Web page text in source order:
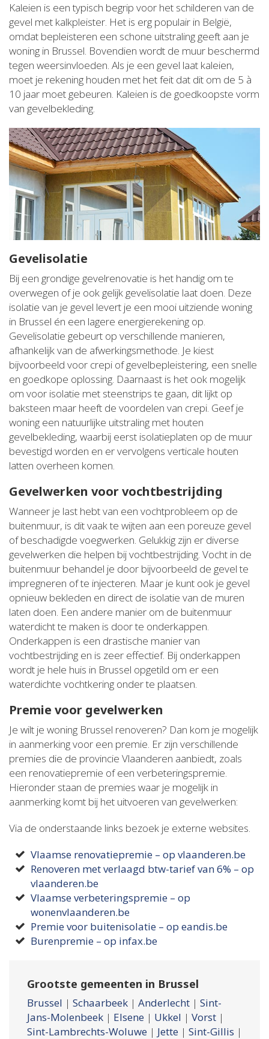
Kaleien is een typisch begrip voor het schilderen van de
gevel met kalkpleister. Het is erg populair in België,
omdat bepleisteren een schone uitstraling geeft aan je
woning in Brussel. Bovendien wordt de muur beschermd
tegen weersinvloeden. Als je een gevel laat kaleien,
moet je rekening houden met het feit dat dit om de 5 à
10 jaar moet gebeuren. Kaleien is de goedkoopste vorm
van gevelbekleding.
Gevelisolatie
Bij een grondige gevelrenovatie is het handig om te
overwegen of je ook gelijk gevelisolatie laat doen. Deze
isolatie van je gevel levert je een mooi uitziende woning
in Brussel én een lagere energierekening op.
Gevelisolatie gebeurt op verschillende manieren,
afhankelijk van de afwerkingsmethode. Je kiest
bijvoorbeeld voor crepi of gevelbepleistering, een snelle
en goedkope oplossing. Daarnaast is het ook mogelijk
om voor isolatie met steenstrips te gaan, dit lijkt op
baksteen maar heeft de voordelen van crepi. Geef je
woning een natuurlijke uitstraling met houten
gevelbekleding, waarbij eerst isolatieplaten op de muur
bevestigd worden en er vervolgens verticale houten
latten overheen komen.
Gevelwerken voor vochtbestrijding
Wanneer je last hebt van een vochtprobleem op de
buitenmuur, is dit vaak te wijten aan een poreuze gevel
of beschadigde voegwerken. Gelukkig zijn er diverse
gevelwerken die helpen bij vochtbestrijding. Vocht in de
buitenmuur behandel je door bijvoorbeeld de gevel te
impregneren of te injecteren. Maar je kunt ook je gevel
opnieuw bekleden en direct de isolatie van de muren
laten doen. Een andere manier om de buitenmuur
waterdicht te maken is door te onderkappen.
Onderkappen is een drastische manier van
vochtbestrijding en is zeer effectief. Bij onderkappen
wordt je hele huis in Brussel opgetild om er een
waterdichte vochtkering onder te plaatsen.
Premie voor gevelwerken
Je wilt je woning Brussel renoveren? Dan kom je mogelijk
in aanmerking voor een premie. Er zijn verschillende
premies die de provincie Vlaanderen aanbiedt, zoals
een renovatiepremie of een verbeteringspremie.
Hieronder staan de premies waar je mogelijk in
aanmerking komt bij het uitvoeren van gevelwerken:
Via de onderstaande links bezoek je externe websites.
Vlaamse renovatiepremie – op vlaanderen.be
Renoveren met verlaagd btw-tarief van 6% – op
vlaanderen.be
Vlaamse verbeteringspremie – op
wonenvlaanderen.be
Premie voor buitenisolatie – op eandis.be
Burenpremie – op infax.be
Grootste gemeenten in Brussel
Brussel | Schaarbeek | Anderlecht | Sint-
Jans-Molenbeek | Elsene | Ukkel | Vorst |
Sint-Lambrechts-Woluwe | Jette | Sint-Gillis |